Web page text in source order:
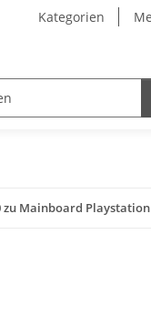
Kategorien
zu Mainboard